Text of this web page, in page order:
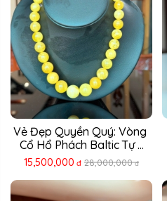
Vẻ Đẹp Quyền Quý: Vòng
Cổ Hổ Phách Baltic Tự ...
15,500,000 đ 28,000,000 đ